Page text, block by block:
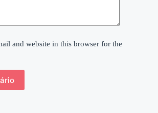
and website in this browser for the